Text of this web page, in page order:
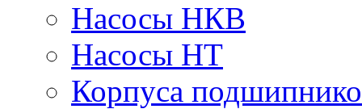
Насосы НКВ
Насосы НТ
Корпуса